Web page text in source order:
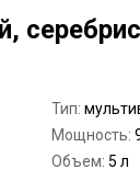
Тип:
Мощность:
Объем: 5 л